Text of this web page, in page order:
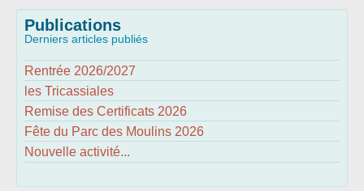
Publications
Derniers articles publiés
Rentrée 2026/2027
les Tricassiales
Remise des Certificats 2026
Fête du Parc des Moulins 2026
Nouvelle activité...